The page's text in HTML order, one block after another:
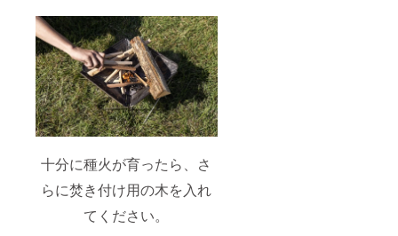
十分に種火が育ったら、さ
らに焚き付け用の木を入れ
てください。